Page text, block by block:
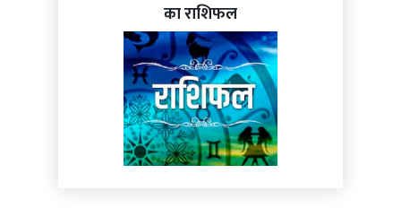
का राशिफल